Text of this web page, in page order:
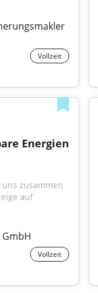
Vollzeit
Energien
zusammen
auf
Vollzeit